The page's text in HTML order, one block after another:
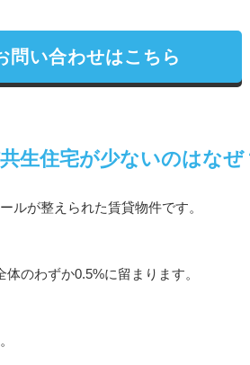
問い合わせはこちら
生住宅が少ないのはなぜ
ルが整えられた賃貸物件です。
のわずか0.5%に留まります。